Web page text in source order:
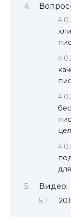
Видео: